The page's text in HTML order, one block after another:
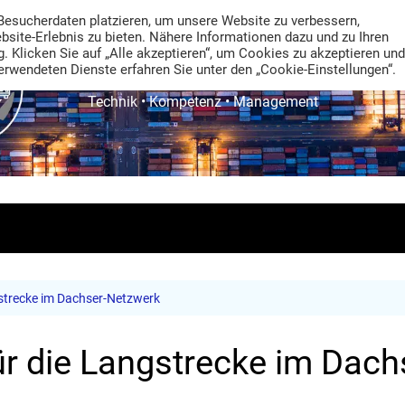
TRANS LOGISTIK NEWS
Technik • Kompetenz • Management
im Dachser-Netzwerk
die Langstrecke im
platzieren, um unsere Website zu verbessern,
Erlebnis zu bieten. Nähere Informationen dazu und zu Ihren
Sie auf „Alle akzeptieren“, um Cookies zu akzeptieren und
Dienste erfahren Sie unter den „Cookie-Einstellungen“.